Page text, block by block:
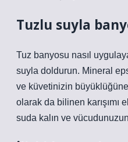
Tuzlu suyla
Tuz banyosu nasıl
suyla doldurun. Mineral
ve küvetinizin
olarak da bilinen karışımı
suda kalın ve